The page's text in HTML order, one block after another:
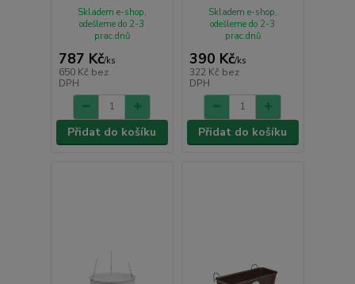
787 Kč/ks
650 Kč bez
DPH
Skladem e-shop,
odešleme do 2-3
prac.dnů
Přidat do košíku
390 Kč/ks
322 Kč bez
DPH
Skladem e-shop,
odešleme do 2-3
prac.dnů
Přidat do košíku